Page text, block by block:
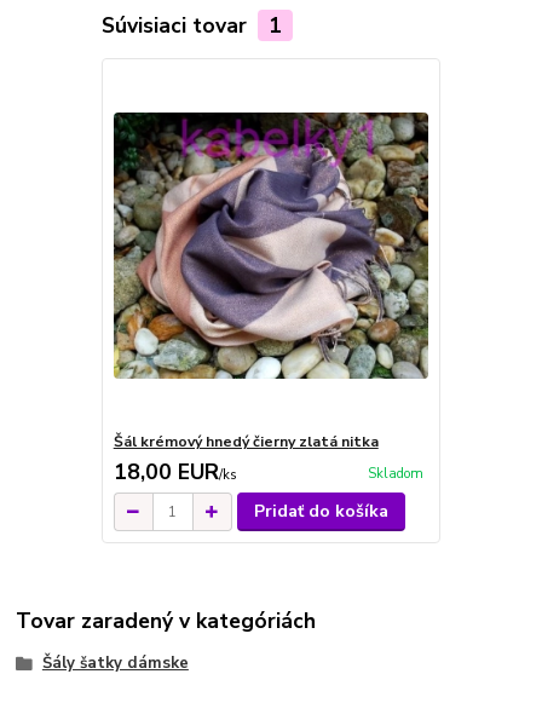
Súvisiaci tovar 1
Šál krémový hnedý čierny zlatá nitka
18,00 EUR/ks Skladom
Pridať do košíka
Tovar zaradený v kategóriách
Šály šatky dámske